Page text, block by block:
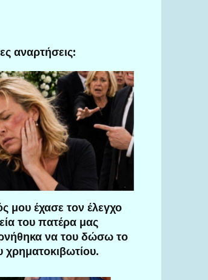
αναρτήσεις:
μου έχασε τον έλεγχο
του πατέρα μας
να του δώσω το
χρηματοκιβωτίου.